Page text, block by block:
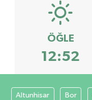
ÖĞLE
12:52
Altunhisar Bor